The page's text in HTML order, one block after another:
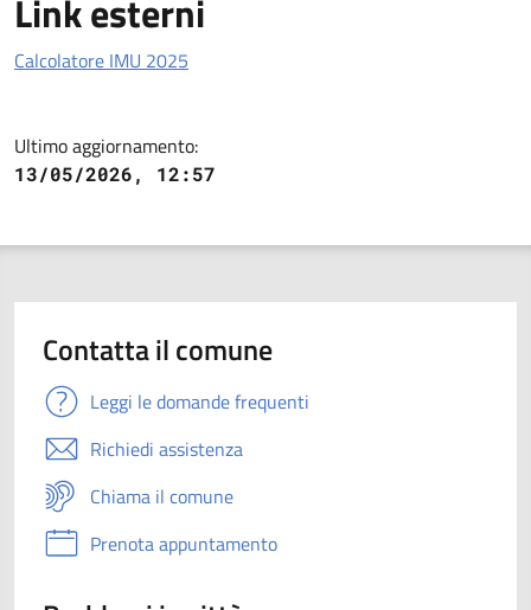
Link esterni
Calcolatore IMU 2025
Ultimo aggiornamento:
13/05/2026, 12:57
Contatta il comune
Leggi le domande frequenti
Richiedi assistenza
Chiama il comune
Prenota appuntamento